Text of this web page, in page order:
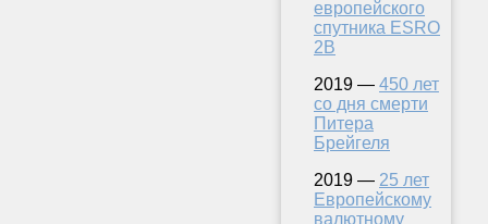
европейского
спутника ESRO
2B
2019 — 450 лет
со дня смерти
Питера
Брейгеля
2019 — 25 лет
Европейскому
валютному